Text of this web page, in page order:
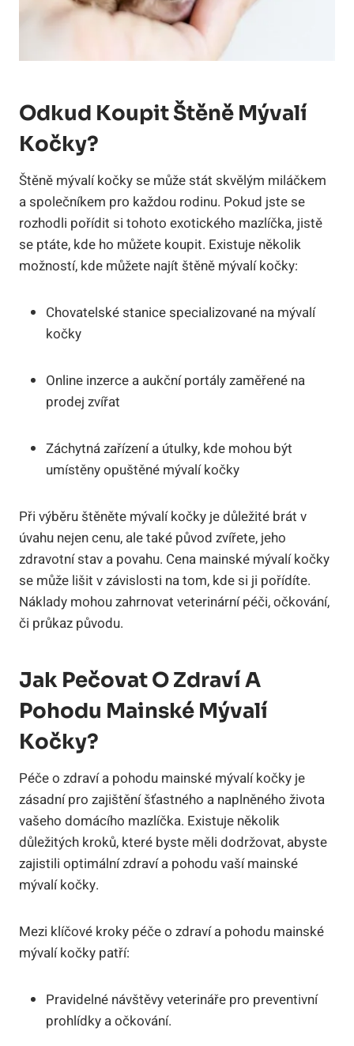
Odkud Koupit Štěně Mývalí
Kočky?
Štěně mývalí kočky se může stát skvělým miláčkem
a společníkem pro každou rodinu. Pokud jste se
rozhodli pořídit si tohoto exotického mazlíčka, jistě
se ptáte, kde ho můžete koupit. Existuje několik
možností, kde můžete najít štěně mývalí kočky:
Chovatelské stanice specializované na mývalí
kočky
Online inzerce a aukční portály zaměřené na
prodej zvířat
Záchytná zařízení a útulky, kde mohou být
umístěny opuštěné mývalí kočky
Při výběru štěněte mývalí kočky je důležité brát v
úvahu nejen cenu, ale také původ zvířete, jeho
zdravotní stav a povahu. Cena mainské mývalí kočky
se může lišit v závislosti na tom, kde si ji pořídíte.
Náklady mohou zahrnovat veterinární péči, očkování,
či průkaz původu.
Jak Pečovat O Zdraví A
Pohodu Mainské Mývalí
Kočky?
Péče o zdraví a pohodu mainské mývalí kočky je
zásadní pro zajištění šťastného a naplněného života
vašeho domácího mazlíčka. Existuje několik
důležitých kroků, které byste měli dodržovat, abyste
zajistili optimální zdraví a pohodu vaší mainské
mývalí kočky.
Mezi klíčové kroky péče o zdraví a pohodu mainské
mývalí kočky patří:
Pravidelné návštěvy veterináře pro preventivní
prohlídky a očkování.